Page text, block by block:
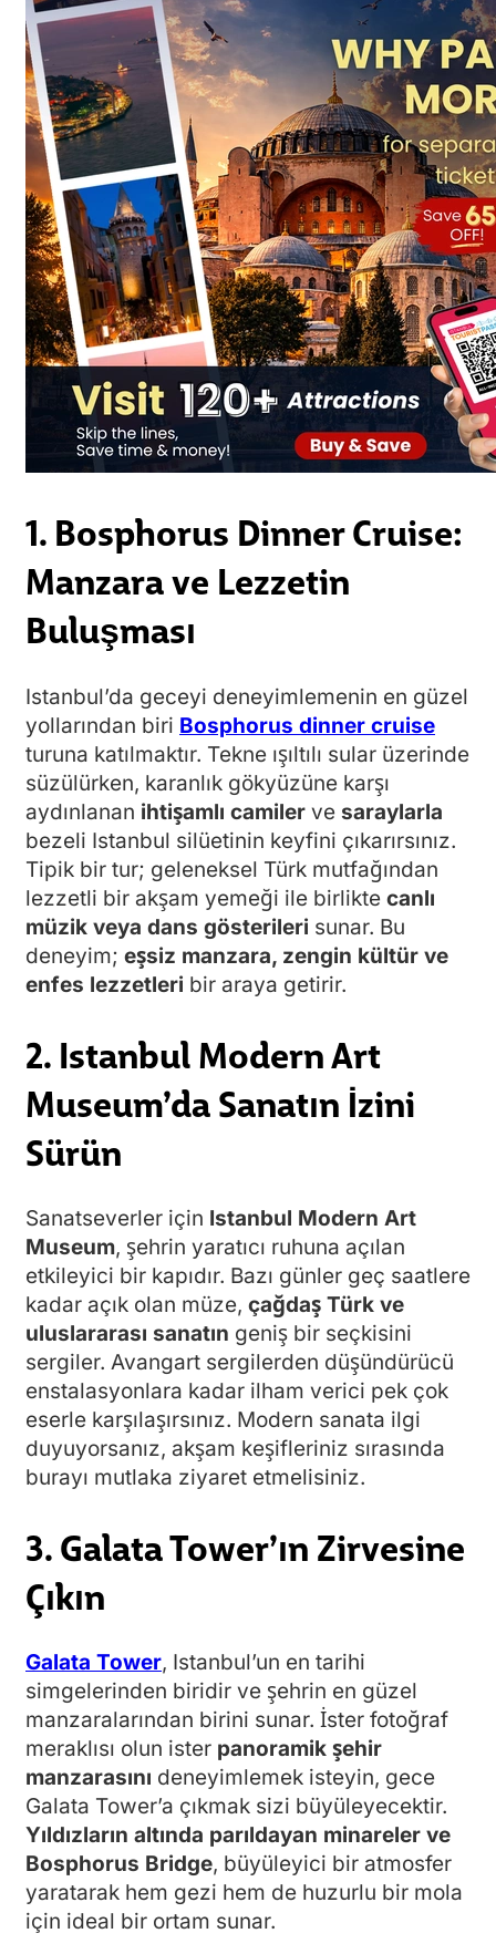
1. Bosphorus Dinner Cruise:
Manzara ve Lezzetin
Buluşması
Istanbul’da geceyi deneyimlemenin en güzel
yollarından biri Bosphorus dinner cruise
turuna katılmaktır. Tekne ışıltılı sular üzerinde
süzülürken, karanlık gökyüzüne karşı
aydınlanan ihtişamlı camiler ve saraylarla
bezeli Istanbul silüetinin keyfini çıkarırsınız.
Tipik bir tur; geleneksel Türk mutfağından
lezzetli bir akşam yemeği ile birlikte canlı
müzik veya dans gösterileri sunar. Bu
deneyim; eşsiz manzara, zengin kültür ve
enfes lezzetleri bir araya getirir.
2. Istanbul Modern Art
Museum’da Sanatın İzini
Sürün
Sanatseverler için Istanbul Modern Art
Museum, şehrin yaratıcı ruhuna açılan
etkileyici bir kapıdır. Bazı günler geç saatlere
kadar açık olan müze, çağdaş Türk ve
uluslararası sanatın geniş bir seçkisini
sergiler. Avangart sergilerden düşündürücü
enstalasyonlara kadar ilham verici pek çok
eserle karşılaşırsınız. Modern sanata ilgi
duyuyorsanız, akşam keşifleriniz sırasında
burayı mutlaka ziyaret etmelisiniz.
3. Galata Tower’ın Zirvesine
Çıkın
Galata Tower, Istanbul’un en tarihi
simgelerinden biridir ve şehrin en güzel
manzaralarından birini sunar. İster fotoğraf
meraklısı olun ister panoramik şehir
manzarasını deneyimlemek isteyin, gece
Galata Tower’a çıkmak sizi büyüleyecektir.
Yıldızların altında parıldayan minareler ve
Bosphorus Bridge, büyüleyici bir atmosfer
yaratarak hem gezi hem de huzurlu bir mola
için ideal bir ortam sunar.